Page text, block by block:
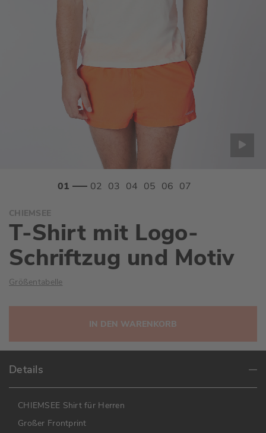
Anfang
der
Bildgalerie
springen
CHIEMSEE
T-Shirt mit Logo-
Schriftzug und Motiv
Größentabelle
IN DEN WARENKORB
Details
CHIEMSEE Shirt für Herren
Großer Frontprint